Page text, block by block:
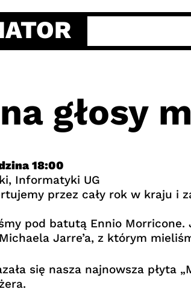
głosy
18:00
Informatyki UG
przez cały rok w kraju i
pod batutą Ennio
Jarre’a, z którym
się nasza najnowsza płyta